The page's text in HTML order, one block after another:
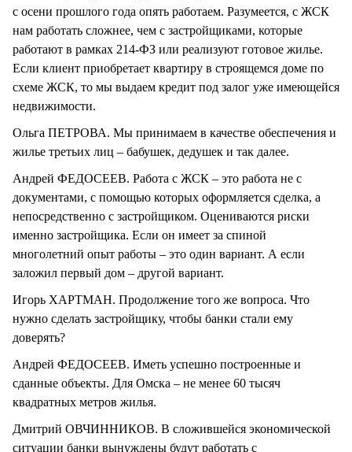
с осени прошлого года опять работаем. Разумеется, с ЖСК
нам работать сложнее, чем с застройщиками, которые
работают в рамках 214-ФЗ или реализуют готовое жилье.
Если клиент приобретает квартиру в строящемся доме по
схеме ЖСК, то мы выдаем кредит под залог уже имеющейся
недвижимости.
Ольга ПЕТРОВА. Мы принимаем в качестве обеспечения и
жилье третьих лиц – бабушек, дедушек и так далее.
Андрей ФЕДОСЕЕВ. Работа с ЖСК – это работа не с
документами, с помощью которых оформляется сделка, а
непосредственно с застройщиком. Оцениваются риски
именно застройщика. Если он имеет за спиной
многолетний опыт работы – это один вариант. А если
заложил первый дом – другой вариант.
Игорь ХАРТМАН. Продолжение того же вопроса. Что
нужно сделать застройщику, чтобы банки стали ему
доверять?
Андрей ФЕДОСЕЕВ. Иметь успешно построенные и
сданные объекты. Для Омска – не менее 60 тысяч
квадратных метров жилья.
Дмитрий ОВЧИННИКОВ. В сложившейся экономической
ситуации банки вынуждены будут работать с